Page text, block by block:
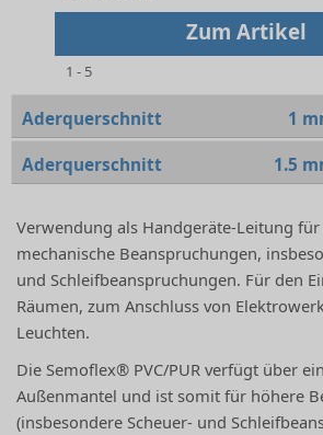
Zum Artikel
1 - 5
Aderquerschnitt 1
Aderquerschnitt 1.5
Verwendung als Handgeräte-Leitung
mechanische Beanspruchungen,
und Schleifbeanspruchungen. Für den
Räumen, zum Anschluss von
Leuchten.
Die Semoflex® PVC/PUR verfügt über
Außenmantel und ist somit für höhere
(insbesondere Scheuer- und